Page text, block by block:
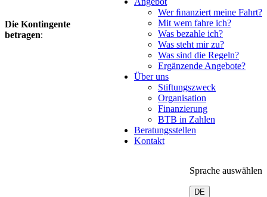
Wer ﬁnanziert meine Fahrt?
Mit wem fahre ich?
Was bezahle ich?
Was steht mir zu?
Was sind die Regeln?
Ergänzende Angebote?
Über uns
Stiftungszweck
Organisation
Finanzierung
BTB in Zahlen
Beratungsstellen
Kontakt
Sprache auswählen
DE
Die Kontingente
betragen: